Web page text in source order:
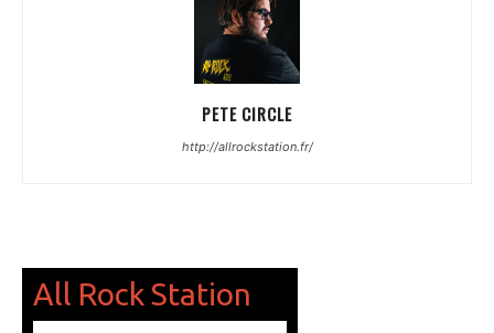
PETE CIRCLE
http://allrockstation.fr/